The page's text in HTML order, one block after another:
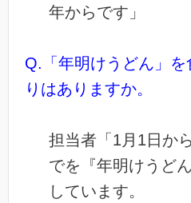
年からです」
Q.「年明けうどん」を
りはありますか。
担当者「1月1日か
でを『年明けうど
しています。